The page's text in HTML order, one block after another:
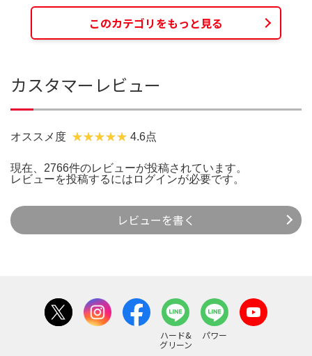
このカテゴリをもっと見る
カスタマーレビュー
オススメ度 4.6点
現在、2766件のレビューが投稿されています。
レビューを投稿するには ログインが必要です。
レビューを書く
ハード&
グリーン
パワー